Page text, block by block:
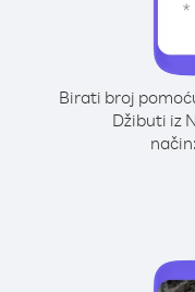
Birati broj
Džibuti iz
način: